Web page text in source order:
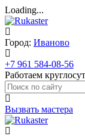
Loading...
Город: Иваново
+7 961 584-08-56
Работаем
Вызвать мастера